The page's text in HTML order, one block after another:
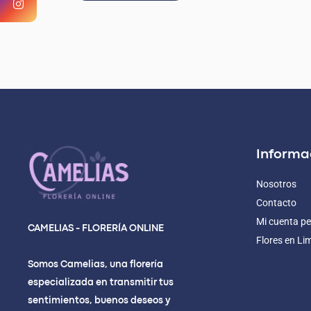
CAMELIAS - FLORERÍA ONLINE
Somos Camelias, una florería
especializada en transmitir tus
sentimientos, buenos deseos y
Nosotros
Contacto
Mi cuenta
Flores en